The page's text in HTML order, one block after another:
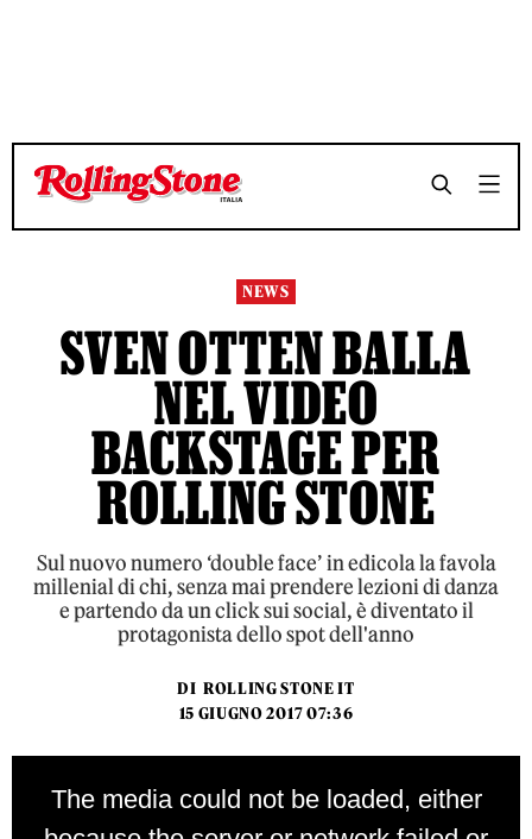
NEWS
SVEN OTTEN BALLA
NEL VIDEO
BACKSTAGE PER
ROLLING STONE
Sul nuovo numero ‘double face’ in edicola la favola
millenial di chi, senza mai prendere lezioni di danza
e partendo da un click sui social, è diventato il
protagonista dello spot dell'anno
DI ROLLING STONE IT
15 GIUGNO 2017 07:36